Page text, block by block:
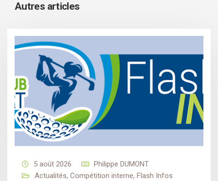
Autres articles
5 août 2026
Philippe DUMONT
Actualités, Compétition interne, Flash Infos